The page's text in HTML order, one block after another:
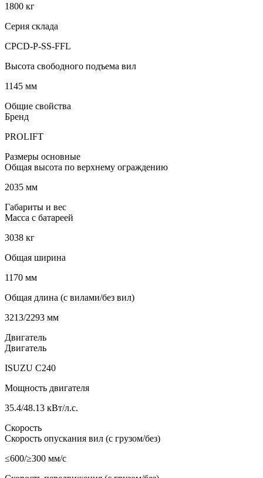
1800 кг
Серия склада
CPCD-P-SS-FFL
Высота свободного подъема вил
1145 мм
Общие свойства
Бренд
PROLIFT
Размеры основные
Общая высота по верхнему ограждению
2035 мм
Габариты и вес
Масса с батареей
3038 кг
Общая ширина
1170 мм
Общая длина (с вилами/без вил)
3213/2293 мм
Двигатель
Двигатель
ISUZU C240
Мощность двигателя
35.4/48.13 кВт/л.с.
Скорость
Скорость опускания вил (с грузом/без)
≤600/≥300 мм/с